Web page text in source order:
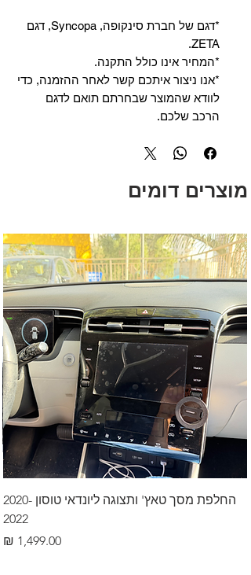
*דגם של חברת סינקופה, Syncopa, דגם
ZETA.
*המחיר אינו כולל התקנה.
*אנו ניצור איתכם קשר לאחר ההזמנה, כדי
לוודא שהמוצר שבחרתם תואם לדגם
הרכב שלכם.
מוצרים דומים
החלפת מסך טאץ' ותצוגה ליונדאי טוסון 2020-
2022
מחיר